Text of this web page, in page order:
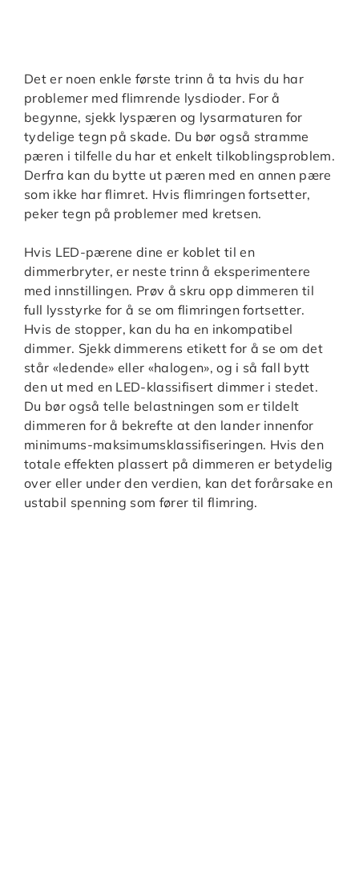
Det er noen enkle første trinn å ta hvis du har
problemer med flimrende lysdioder. For å
begynne, sjekk lyspæren og lysarmaturen for
tydelige tegn på skade. Du bør også stramme
pæren i tilfelle du har et enkelt tilkoblingsproblem.
Derfra kan du bytte ut pæren med en annen pære
som ikke har flimret. Hvis flimringen fortsetter,
peker tegn på problemer med kretsen.
Hvis LED-pærene dine er koblet til en
dimmerbryter, er neste trinn å eksperimentere
med innstillingen. Prøv å skru opp dimmeren til
full lysstyrke for å se om flimringen fortsetter.
Hvis de stopper, kan du ha en inkompatibel
dimmer. Sjekk dimmerens etikett for å se om det
står «ledende» eller «halogen», og i så fall bytt
den ut med en LED-klassifisert dimmer i stedet.
Du bør også telle belastningen som er tildelt
dimmeren for å bekrefte at den lander innenfor
minimums-maksimumsklassifiseringen. Hvis den
totale effekten plassert på dimmeren er betydelig
over eller under den verdien, kan det forårsake en
ustabil spenning som fører til flimring.